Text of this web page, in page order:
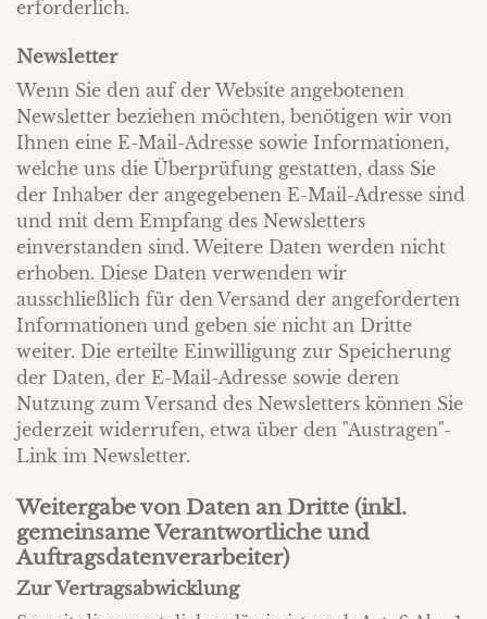
erforderlich.
Newsletter
Wenn Sie den auf der Website angebotenen
Newsletter beziehen möchten, benötigen wir von
Ihnen eine E-Mail-Adresse sowie Informationen,
welche uns die Überprüfung gestatten, dass Sie
der Inhaber der angegebenen E-Mail-Adresse sind
und mit dem Empfang des Newsletters
einverstanden sind. Weitere Daten werden nicht
erhoben. Diese Daten verwenden wir
ausschließlich für den Versand der angeforderten
Informationen und geben sie nicht an Dritte
weiter. Die erteilte Einwilligung zur Speicherung
der Daten, der E-Mail-Adresse sowie deren
Nutzung zum Versand des Newsletters können Sie
jederzeit widerrufen, etwa über den "Austragen"-
Link im Newsletter.
Weitergabe von Daten an Dritte (inkl.
gemeinsame Verantwortliche und
Auftragsdatenverarbeiter)
Zur Vertragsabwicklung